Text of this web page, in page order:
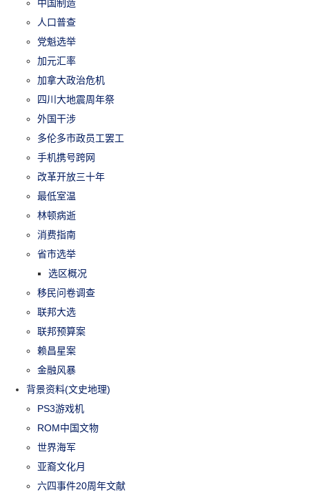
中国制造
人口普查
党魁选举
加元汇率
加拿大政治危机
四川大地震周年祭
外国干涉
多伦多市政员工罢工
手机携号跨网
改革开放三十年
最低室温
林顿病逝
消费指南
省市选举
选区概况
移民问卷调查
联邦大选
联邦预算案
赖昌星案
金融风暴
背景资料(文史地理)
PS3游戏机
ROM中国文物
世界海军
亚裔文化月
六四事件20周年文献